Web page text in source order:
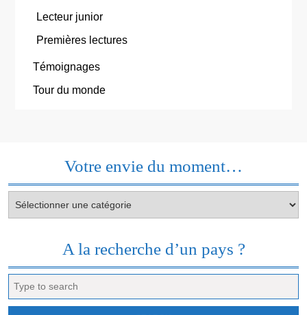
Lecteur junior
Premières lectures
Témoignages
Tour du monde
Votre envie du moment…
envie
A la recherche d’un pays ?
for: